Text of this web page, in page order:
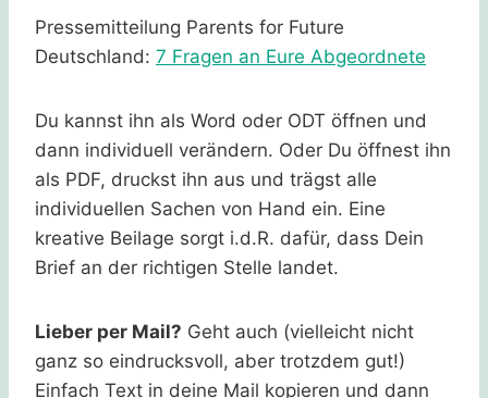
Pressemitteilung Parents for Future
Deutschland: 7 Fragen an Eure Abgeordnete
Du kannst ihn als Word oder ODT öffnen und
dann individuell verändern. Oder Du öffnest ihn
als PDF, druckst ihn aus und trägst alle
individuellen Sachen von Hand ein. Eine
kreative Beilage sorgt i.d.R. dafür, dass Dein
Brief an der richtigen Stelle landet.
Lieber per Mail? Geht auch (vielleicht nicht
ganz so eindrucksvoll, aber trotzdem gut!)
Einfach Text in deine Mail kopieren und dann